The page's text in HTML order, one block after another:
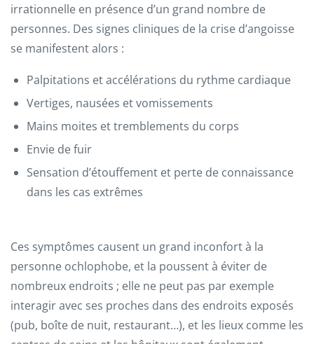
irrationnelle en présence d’un grand nombre de
personnes. Des signes cliniques de la crise d’angoisse
se manifestent alors :
Palpitations et accélérations du rythme cardiaque
Vertiges, nausées et vomissements
Mains moites et tremblements du corps
Envie de fuir
Sensation d’étouffement et perte de connaissance
dans les cas extrêmes
Ces symptômes causent un grand inconfort à la
personne ochlophobe, et la poussent à éviter de
nombreux endroits ; elle ne peut pas par exemple
interagir avec ses proches dans des endroits exposés
(pub, boîte de nuit, restaurant…), et les lieux comme les